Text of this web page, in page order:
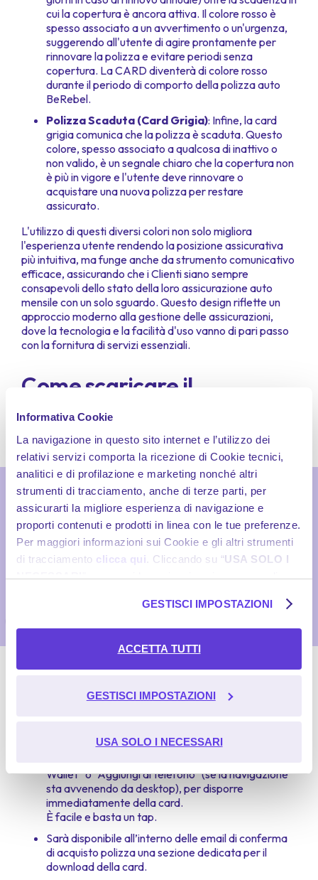
Informativa Cookie
La navigazione in questo sito internet e l’utilizzo dei
relativi servizi comporta la ricezione di Cookie tecnici,
analitici e di profilazione e marketing nonché altri
strumenti di tracciamento, anche di terze parti, per
assicurarti la migliore esperienza di navigazione e
proporti contenuti e prodotti in linea con le tue preferenze.
Per maggiori informazioni sui Cookie e gli altri strumenti
di tracciamento clicca qui . Cliccando su “USA SOLO I
NECESSARI”, prosegui la navigazione in assenza di
tecnici. Se desideri acconsentire al posizionamento e
l’utilizzo di tutti i predetti Cookie e gli altri strumenti di
tracciamento, seleziona “ACCETTA TUTTI
GESTISCI IMPOSTAZIONI”.
informazioni personali da parte di Google:
GESTISCI IMPOSTAZIONI
ACCETTA TUTTI
GESTISCI IMPOSTAZIONI
USA SOLO I NECESSARI
cui la copertura è ancora attiva. Il colore rosso è
spesso associato a un avvertimento o un'urgenza,
suggerendo all'utente di agire prontamente per
rinnovare la polizza e evitare periodi senza
copertura. La CARD diventerà di colore rosso
durante il periodo di comporto della polizza auto
BeRebel.
Polizza Scaduta (Card Grigia): Infine, la card
grigia comunica che la polizza è scaduta. Questo
colore, spesso associato a qualcosa di inattivo o
non valido, è un segnale chiaro che la copertura non
è più in vigore e l'utente deve rinnovare o
acquistare una nuova polizza per restare
assicurato.
L'utilizzo di questi diversi colori non solo migliora
l'esperienza utente rendendo la posizione assicurativa
più intuitiva, ma funge anche da strumento comunicativo
efficace, assicurando che i Clienti siano sempre
consapevoli dello stato della loro assicurazione auto
mensile con un solo sguardo. Questo design riflette un
approccio moderno alla gestione delle assicurazioni,
dove la tecnologia e la facilità d'uso vanno di pari passo
con la fornitura di servizi essenziali.
Come scaricare il
certificato digitale sul
proprio smartphone
BeRebel sul proprio dispositivo mobile è davvero
del processo di acquisto è possibile cliccare su
Wallet” o “Aggiungi al telefono” (se la navigazione
sta avvenendo da desktop), per disporre
immediatamente della card.
È facile e basta un tap.
Sarà disponibile all’interno delle email di conferma
di acquisto polizza una sezione dedicata per il
download della card.